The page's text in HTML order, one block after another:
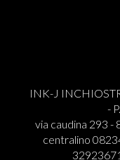
INK-J
-
via caudina 293 -
centralino